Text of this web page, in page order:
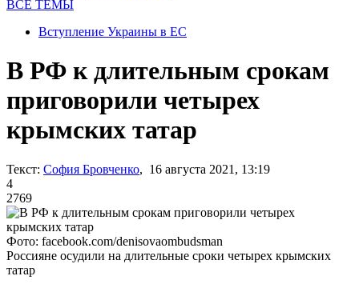
ВСЕ ТЕМЫ
Вступление Украины в ЕС
В РФ к длительным срокам
приговорили четырех
крымских татар
Текст: София Бровченко, 16 августа 2021, 13:19
4
2769
Фото: facebook.com/denisovaombudsman
Россияне осудили на длительные сроки четырех крымских
татар